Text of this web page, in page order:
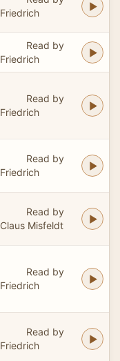
Friedrich
Read by
Friedrich
Read by
Friedrich
Read by
Friedrich
Read by
Claus Misfeldt
Read by
Friedrich
Read by
Friedrich